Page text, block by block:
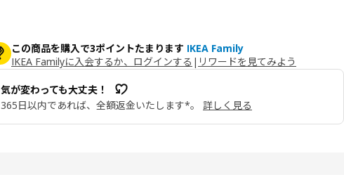
この商品を購入で3ポイントたまります IKEA Family
IKEA Familyに入会するか、ログインする | リワードを見てみよう
気が変わっても大丈夫！
365日以内であれば、全額返金いたします*。
詳しく見る